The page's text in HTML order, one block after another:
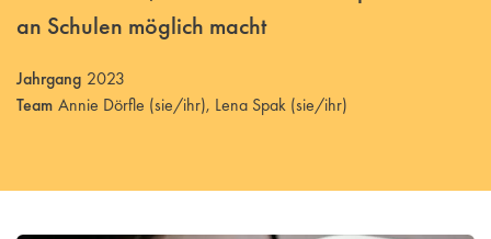
an Schulen möglich macht
Jahrgang 2023
Team Annie Dörfle (sie/ihr), Lena Spak (sie/ihr)